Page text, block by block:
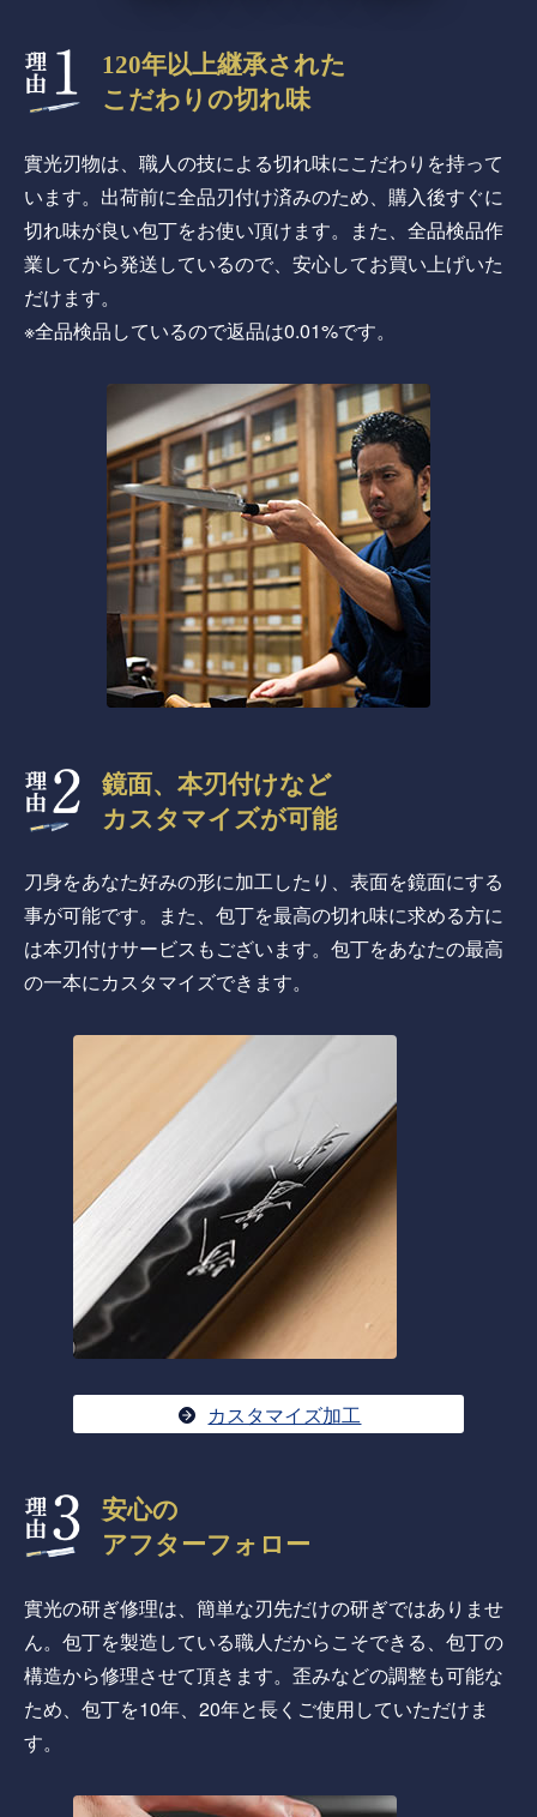
120年以上継承された
こだわりの切れ味
實光刃物は、職人の技による切れ味にこだわりを持って
います。出荷前に全品刃付け済みのため、購入後すぐに
切れ味が良い包丁をお使い頂けます。また、全品検品作
業してから発送しているので、安心してお買い上げいた
だけます。
※全品検品しているので返品は0.01%です。
鏡面、本刃付けなど
カスタマイズが可能
刀身をあなた好みの形に加工したり、表面を鏡面にする
事が可能です。また、包丁を最高の切れ味に求める方に
は本刃付けサービスもございます。包丁をあなたの最高
の一本にカスタマイズできます。
カスタマイズ加工
安心の
アフターフォロー
實光の研ぎ修理は、簡単な刃先だけの研ぎではありませ
ん。包丁を製造している職人だからこそできる、包丁の
構造から修理させて頂きます。歪みなどの調整も可能な
ため、包丁を10年、20年と長くご使用していただけま
す。